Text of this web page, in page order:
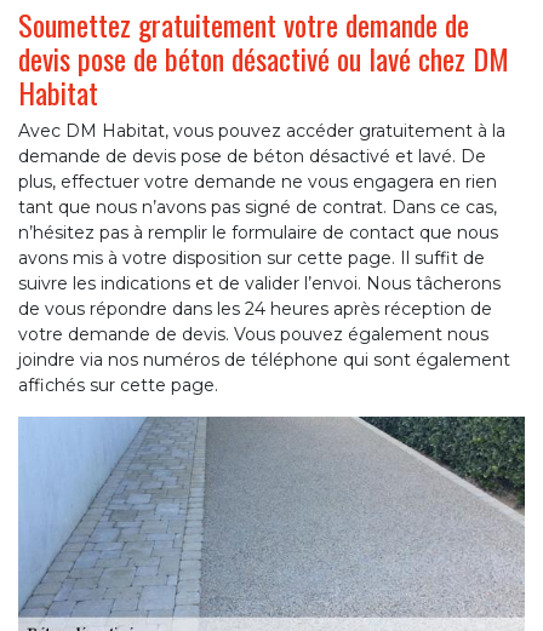
Soumettez gratuitement votre demande de
devis pose de béton désactivé ou lavé chez DM
Habitat
Avec DM Habitat, vous pouvez accéder gratuitement à la
demande de devis pose de béton désactivé et lavé. De
plus, effectuer votre demande ne vous engagera en rien
tant que nous n’avons pas signé de contrat. Dans ce cas,
n’hésitez pas à remplir le formulaire de contact que nous
avons mis à votre disposition sur cette page. Il suffit de
suivre les indications et de valider l’envoi. Nous tâcherons
de vous répondre dans les 24 heures après réception de
votre demande de devis. Vous pouvez également nous
joindre via nos numéros de téléphone qui sont également
affichés sur cette page.